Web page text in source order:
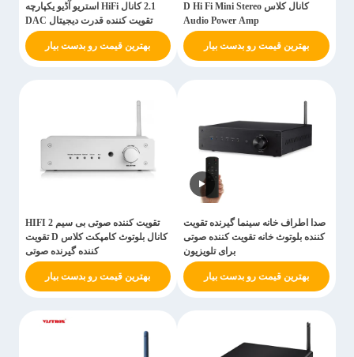
کانال کلاس D Hi Fi Mini Stereo
Audio Power Amp
بهترین قیمت رو بدست بیار
2.1 کانال HiFi استریو آڈیو یکپارچه
تقویت کننده قدرت دیجیتال DAC
بهترین قیمت رو بدست بیار
صدا اطراف خانه سینما گیرنده تقویت
کننده بلوتوث خانه تقویت کننده صوتی
برای تلویزیون
بهترین قیمت رو بدست بیار
تقویت کننده صوتی بی سیم HIFI 2
کانال بلوتوث کامپکت کلاس D تقویت
کننده گیرنده صوتی
بهترین قیمت رو بدست بیار